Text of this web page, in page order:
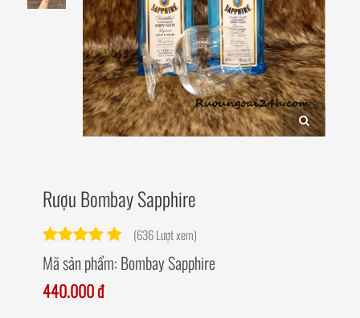
Rượu Bombay Sapphire
(636 Lượt xem)
Mã sản phẩm: Bombay Sapphire
440.000 đ